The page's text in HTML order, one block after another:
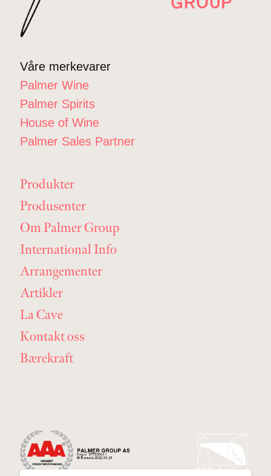
Våre merkevarer
Palmer Wine
Palmer Spirits
House of Wine
Palmer Sales Partner
Produkter
Produsenter
Om Palmer Group
International Info
Arrangementer
Artikler
La Cave
Kontakt oss
Bærekraft